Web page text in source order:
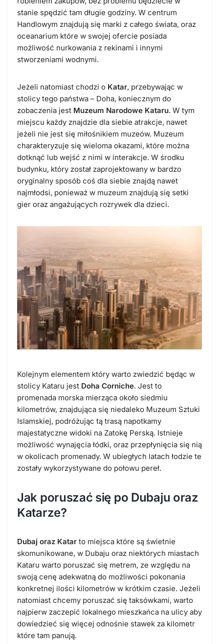
stanie spędzić tam długie godziny. W centrum
Handlowym znajdują się marki z całego świata, oraz
oceanarium które w swojej ofercie posiada
możliwość nurkowania z rekinami i innymi
stworzeniami wodnymi.
Jeżeli natomiast chodzi o Katar, przebywając w
stolicy tego państwa – Doha, koniecznym do
zobaczenia jest Muzeum Narodowe Kataru. W tym
miejscu każdy znajdzie dla siebie atrakcje, nawet
jeżeli nie jest się miłośnikiem muzeów. Muzeum
charakteryzuje się wieloma okazami, które można
dotknąć lub wejść z nimi w interakcje. W środku
budynku, który został zaprojektowany w bardzo
oryginalny sposób coś dla siebie znajdą nawet
najmłodsi, ponieważ w muzeum znajdują się setki
gier oraz angażujących rozrywek dla dzieci.
Kolejnym elementem który warto zwiedzić będąc w
stolicy Kataru jest Doha Corniche. Jest to
promenada morska mierząca około siedmiu
kilometrów, znajdująca się niedaleko Muzeum Sztuki
Islamskiej, podróżując tą trasą napotkamy
majestatyczne widoki na Zatokę Perską. Istnieje
możliwość wynajęcia łódki, oraz przepłynięcia się nią
w okolicach promenady. W ubiegłych latach łodzie te
zostały wykorzystywane do połowu pereł.
Jak poruszać się po Dubaju oraz
Katarze?
Dubaj oraz Katar to miejsca które są świetnie
skomunikowane, w Dubaju oraz niektórych miastach
Kataru warto poruszać się metrem, ze względu na
swoją cenę adekwatną do możliwości pokonania
konkretnej ilości kilometrów w krótkim czasie. Jeżeli
natomiast chcemy poruszać się taksówkami, warto
najpierw zaczepić lokalnego mieszkańca na ulicy aby
dowiedzieć się więcej odnośnie stawek za kilometr
które tam panują.